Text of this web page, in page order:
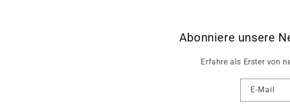
Abonniere unsere
Erfahre als Erster von
E-Mail